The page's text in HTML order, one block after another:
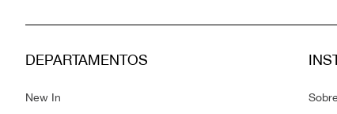
DEPARTAMENTOS
New In